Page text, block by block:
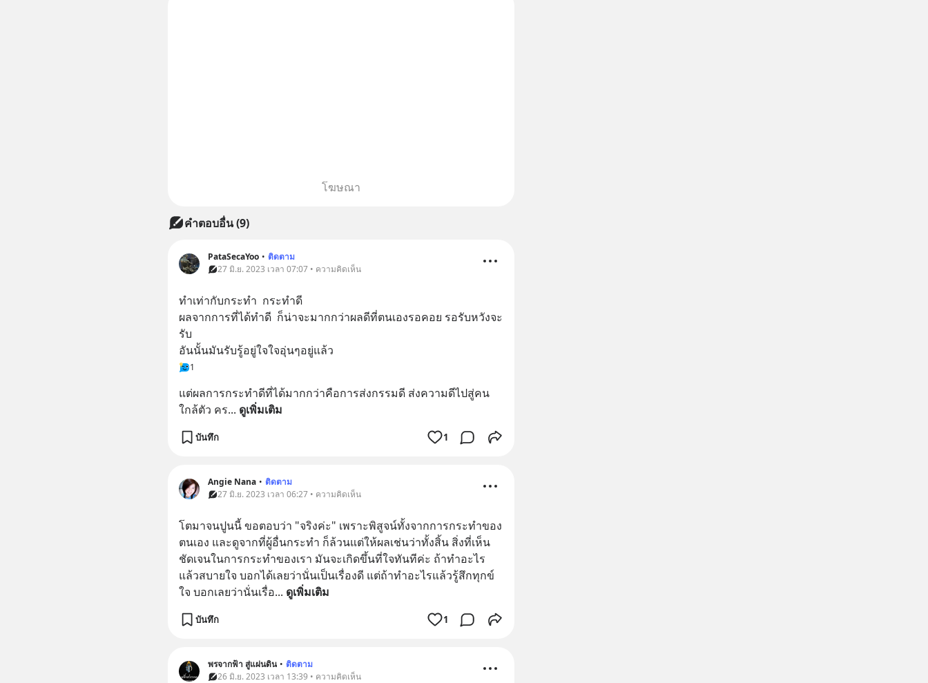
โฆษณา
คำตอบอื่น(9)
PataSecaYoo • ติดตาม
27 มิ.ย. 2023 เวลา 07:07 • ความคิดเห็น
ทำเท่ากับกระทำ  กระทำดี
ผลจากการที่ได้ทำดี  ก็น่าจะมากกว่าผลดีที่ตนเองรอคอย รอรับหวังจะ
รับ
อันนั้นมันรับรู้อยู่ใจใจอุ่นๆอยู่แล้ว
1
แต่ผลการกระทำดีที่ได้มากกว่าคือการส่งกรรมดี ส่งความดีไปสู่คน
ใกล้ตัว คร... ดูเพิ่มเติม
บันทึก 1
Angie Nana • ติดตาม
27 มิ.ย. 2023 เวลา 06:27 • ความคิดเห็น
โตมาจนปูนนี้ ขอตอบว่า "จริงค่ะ" เพราะพิสูจน์ทั้งจากการกระทำของ
ตนเอง และดูจากที่ผู้อื่นกระทำ ก็ล้วนแต่ให้ผลเช่นว่าทั้งสิ้น สิ่งที่เห็น
ชัดเจนในการกระทำของเรา มันจะเกิดขึ้นที่ใจทันทีค่ะ ถ้าทำอะไร
แล้วสบายใจ บอกได้เลยว่านั่นเป็นเรื่องดี แต่ถ้าทำอะไรแล้วรู้สึกทุกข์
ใจ บอกเลยว่านั่นเรื่อ... ดูเพิ่มเติม
บันทึก 1
พรจากฟ้า สู่แผ่นดิน • ติดตาม
26 มิ.ย. 2023 เวลา 13:39 • ความคิดเห็น